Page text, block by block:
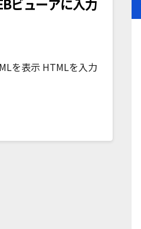
を表示 HTMLを入力